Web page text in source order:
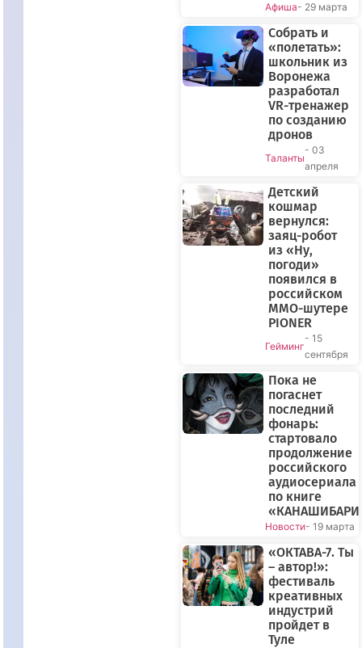
Афиша- 29 марта
Собрать и
«полетать»:
школьник из
Воронежа
разработал
VR-тренажер
по созданию
дронов
Таланты
- 03
апреля
Детский
кошмар
вернулся:
заяц-робот
из «Ну,
погоди»
появился в
российском
MMO-шутере
PIONER
Гейминг
- 15
сентября
Пока не
погаснет
последний
фонарь:
стартовало
продолжение
российского
аудиосериала
по книге
Новости- 19 марта
«ОКТАВА-7. Ты
– автор!»:
фестиваль
креативных
индустрий
пройдет в
Туле